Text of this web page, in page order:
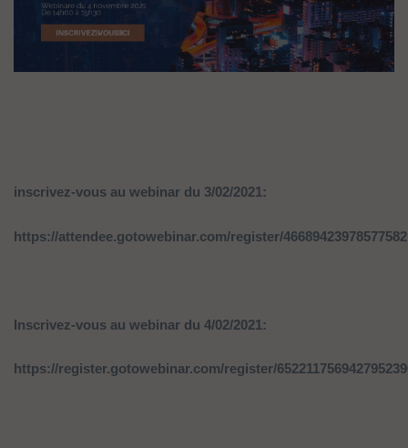
inscrivez-vous au webinar du 3/02/2021:
https://attendee.gotowebinar.com/register/
Inscrivez-vous au webinar du 4/02/2021:
https://register.gotowebinar.com/register/